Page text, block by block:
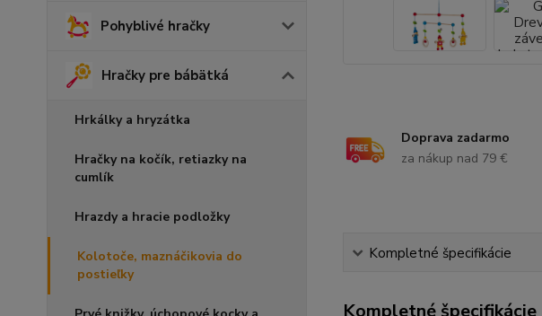
Pohyblivé hračky
Hračky pre bábätká
Hrkálky a hryzátka
Hračky na kočík, retiazky na
cumlík
Hrazdy a hracie podložky
Kolotoče, maznáčikovia do
postieľky
Doprava zadarmo
za nákup nad 79 €
Kompletné špecifikácie